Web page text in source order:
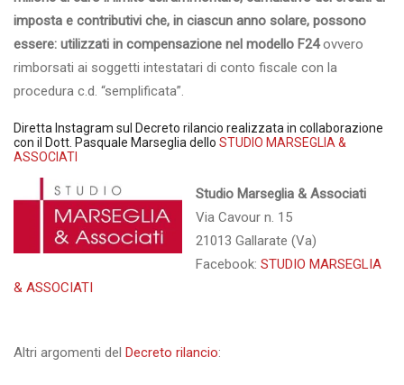
imposta e contributivi che, in ciascun anno solare, possono
essere: utilizzati in compensazione nel modello F24ovvero
rimborsati ai soggetti intestatari di conto fiscale con la
procedura c.d. “semplificata”.
Diretta Instagram sul Decreto rilancio realizzata in collaborazione
con il Dott. Pasquale Marseglia dello STUDIO MARSEGLIA &
ASSOCIATI
Studio Marseglia & Associati
Via Cavour n. 15
21013 Gallarate (Va)
Facebook: STUDIO MARSEGLIA
& ASSOCIATI
Altri argomenti del Decreto rilancio: